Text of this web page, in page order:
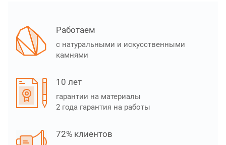
Работаем
с натуральными и искусственными
камнями
10 лет
гарантии на материалы
2 года гарантия на работы
72% клиентов